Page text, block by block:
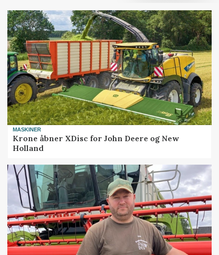
MASKINER
Krone åbner XDisc for John Deere og New
Holland